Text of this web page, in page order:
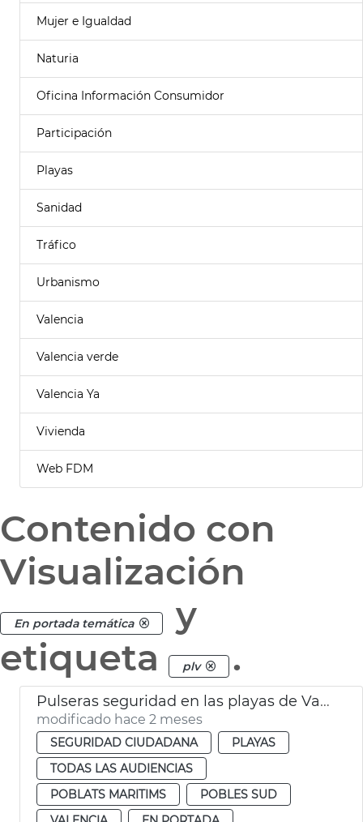
Mujer e Igualdad
Naturia
Oficina Información Consumidor
Participación
Playas
Sanidad
Tráfico
Urbanismo
Valencia
Valencia verde
Valencia Ya
Vivienda
Web FDM
Contenido con
Visualización
En portada temática
y
etiqueta
plv .
Pulseras seguridad en las playas de València
modificado hace 2 meses
SEGURIDAD CIUDADANA
PLAYAS
TODAS LAS AUDIENCIAS
POBLATS MARITIMS
POBLES SUD